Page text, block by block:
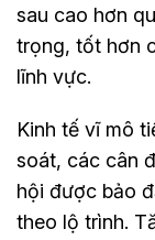
sau cao hơn
trọng, tốt hơn
lĩnh vực.
Kinh tế vĩ mô
soát, các cân
hội được bảo
theo lộ trình.